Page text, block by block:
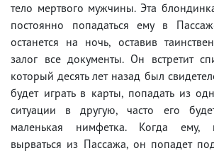
тело мертвого мужчины. Эта
постоянно попадаться ему в
останется на ночь, оставив
залог все документы. Он встретит
который десять лет назад был
будет играть в карты, попадать из
ситуации в другую, часто его
маленькая нимфетка. Когда ему,
вырваться из Пассажа, он попадет